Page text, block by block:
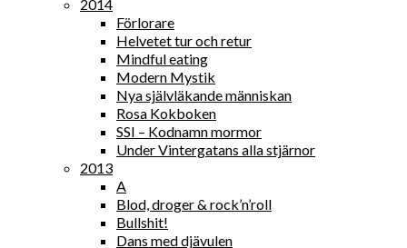
2014
Förlorare
Helvetet tur och retur
Mindful eating
Modern Mystik
Nya självläkande människan
Rosa Kokboken
SSI – Kodnamn mormor
Under Vintergatans alla stjärnor
2013
A
Blod, droger & rock’n’roll
Bullshit!
Dans med djävulen